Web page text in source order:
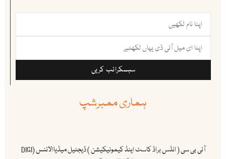
سبسکرائب کریں
ہماری ممبرشپ
آئی بی سی ( انڈس براڈ کاسٹ اینڈ کیمونیکیشن ) ڈیجٹیل میڈیاالائنس (DIGI